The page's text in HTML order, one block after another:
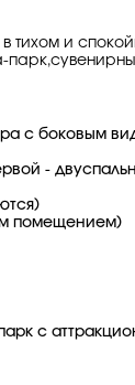
тихом и
с боковым
-
помещением)
с